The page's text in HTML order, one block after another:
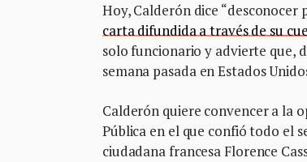
Hoy, Calderón dice
carta difundida a través de su
solo funcionario y advierte que,
semana pasada en Estados
Calderón quiere convencer a la
Pública en el que confió todo el
ciudadana francesa Florence